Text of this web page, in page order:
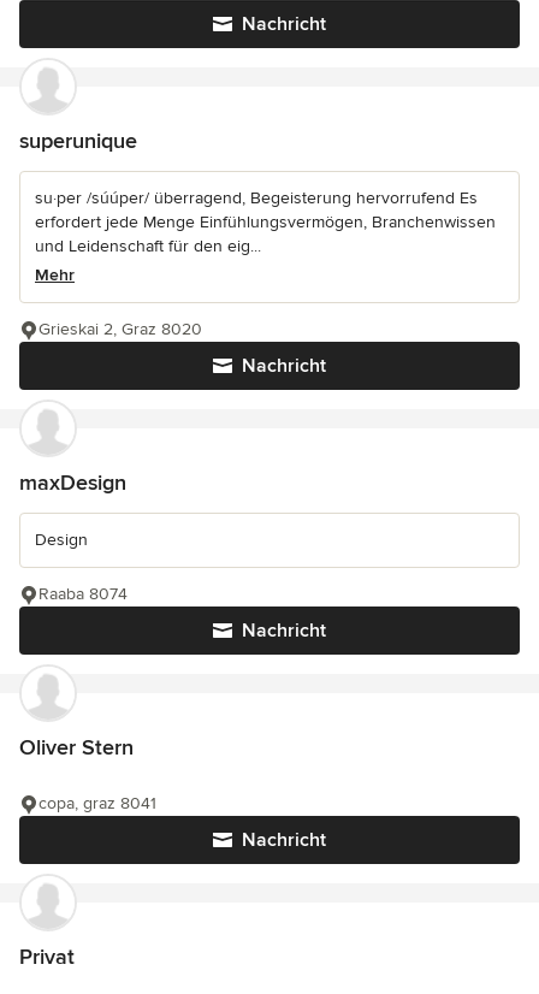
Nachricht
superunique
su·per /súúper/ überragend, Begeisterung hervorrufend Es
erfordert jede Menge Einfühlungsvermögen, Branchenwissen
und Leidenschaft für den eig...
Mehr
Nachricht
Grieskai 2, Graz 8020
maxDesign
Design
Nachricht
Raaba 8074
Oliver Stern
Nachricht
copa, graz 8041
Privat